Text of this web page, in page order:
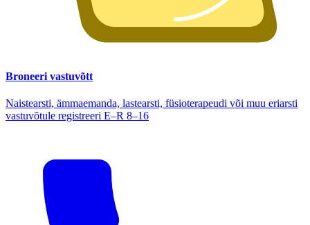
Broneeri vastuvõtt
Naistearsti, ämmaemanda, lastearsti, füsioterapeudi või muu eriarsti
vastuvõtule registreeri E–R 8–16